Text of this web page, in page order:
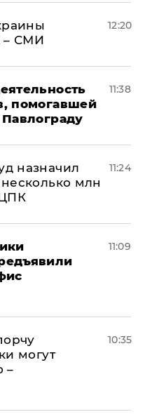
– СМИ
12:20
помогавшей
11:38
назначил
млн
11:24
11:09
могут
–
10:35